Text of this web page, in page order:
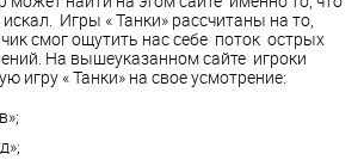
Игры « Танки» рассчитаны на то,
смог ощутить нас себе поток острых
На вышеуказанном сайте игроки
игру « Танки» на свое усмотрение: